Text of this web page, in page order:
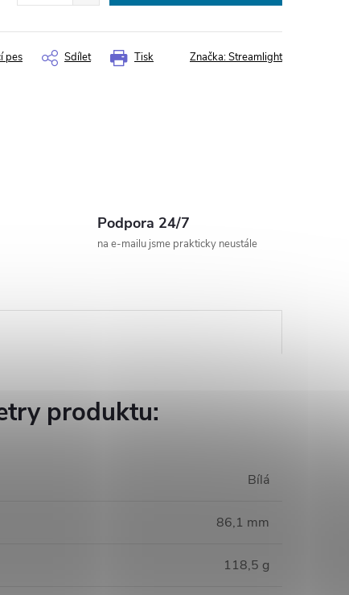
Tisk
pes Sdílet Značka:Streamlight
Podpora 24/7
na e-mailu jsme prakticky neustále
produktu:
Bílá
86,1 mm
118,5 g